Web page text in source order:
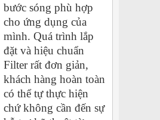
bước sóng phù hợp
cho ứng dụng của
mình. Quá trình lắp
đặt và hiệu chuẩn
Filter rất đơn giản,
khách hàng hoàn toàn
có thể tự thực hiện
chứ không cần đến sự